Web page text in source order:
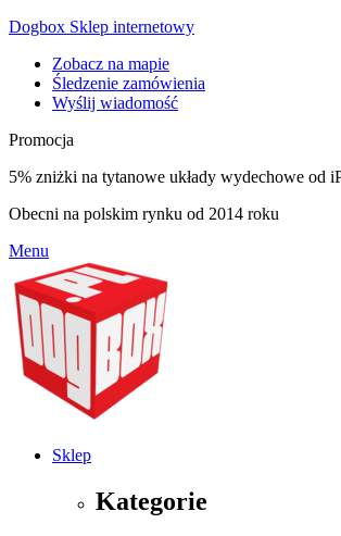
Dogbox Sklep internetowy
Zobacz na mapie
Śledzenie zamówienia
Wyślij wiadomość
Promocja
5% zniżki na tytanowe układy wydechowe od
Obecni na polskim rynku od 2014 roku
Menu
Sklep
Kategorie